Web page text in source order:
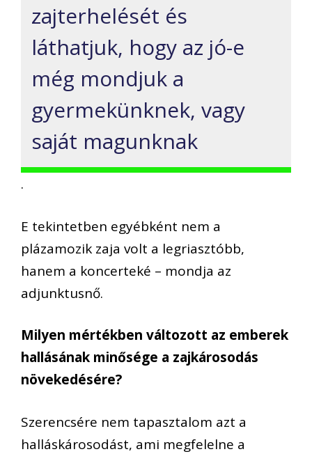
zajterhelését és
láthatjuk, hogy az jó-e
még mondjuk a
gyermekünknek, vagy
saját magunknak
.
E tekintetben egyébként nem a
plázamozik zaja volt a legriasztóbb,
hanem a koncerteké – mondja az
adjunktusnő.
Milyen mértékben változott az emberek
hallásának minősége a zajkárosodás
növekedésére?
Szerencsére nem tapasztalom azt a
halláskárosodást, ami megfelelne a